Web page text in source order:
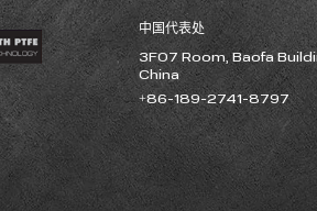
中国代表处
3F07 Room, Baofa
China
+86-189-2741-8797